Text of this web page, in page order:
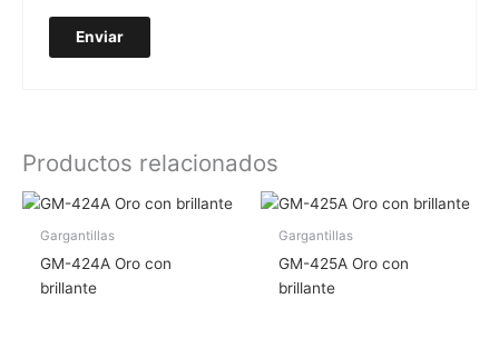
Productos relacionados
Gargantillas
GM-424A Oro con
brillante
Gargantillas
GM-425A Oro con
brillante